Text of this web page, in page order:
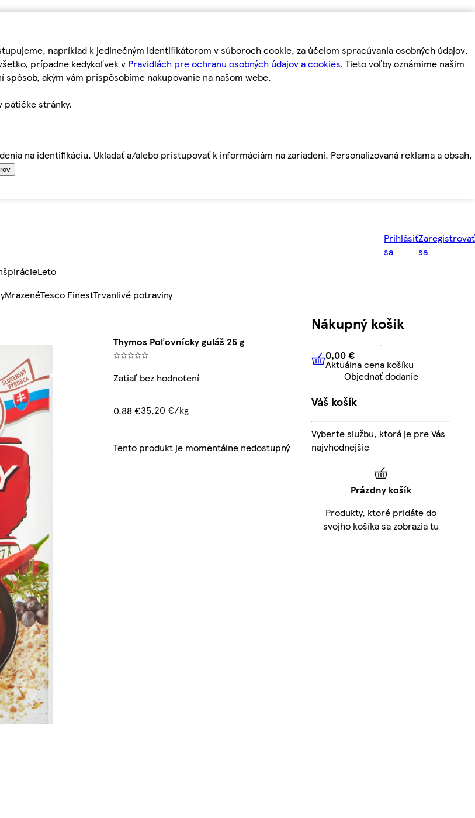
napríklad k jedinečným identifikátorom v súboroch cookie, za účelom spracúvania osobných údajov.
prípadne kedykoľvek v Pravidlách pre ochranu osobných údajov a cookies. Tieto voľby oznámime našim
akým vám prispôsobíme nakupovanie na našom webe.
pätičke stránky.
na identifikáciu. Ukladať a/alebo pristupovať k informáciám na zariadení. Personalizovaná reklama a obsah,
Prihlásiť
sa
Zaregistrovať
sa
Leto
MrazenéTesco FinestTrvanlivé potraviny
Thymos Poľovnícky guláš 25 g
Zatiaľ bez hodnotení
0,88 €35,20 €/kg
Tento produkt je momentálne nedostupný
Nákupný košík
0,00 € Aktuálna cena košíku
0,00 €
Aktuálna cena košíku
Objednať dodanie
Váš košík
Vyberte službu, ktorá je pre Vás
najvhodnejšie
Prázdny košík
Produkty, ktoré pridáte do
svojho košíka sa zobrazia tu